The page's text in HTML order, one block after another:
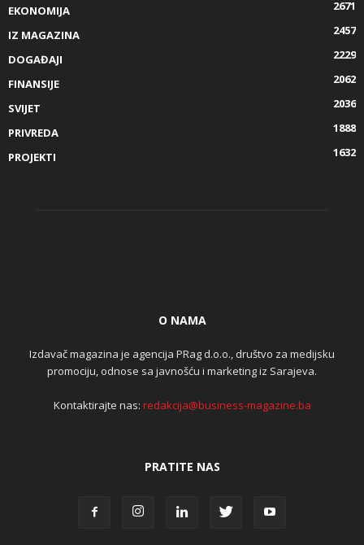
EKONOMIJA
2671
IZ MAGAZINA
2457
DOGAĐAJI
2229
FINANSIJE
2062
SVIJET
2036
PRIVREDA
1888
PROJEKTI
1632
O NAMA
Izdavač magazina je agencija PRag d.o.o., društvo za medijsku
promociju, odnose sa javnošću i marketing iz Sarajeva.
Kontaktirajte nas: redakcija@business-magazine.ba
PRATITE NAS